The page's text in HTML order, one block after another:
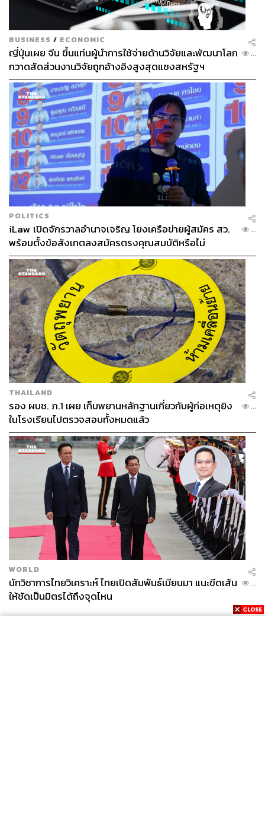
BUSINESS / ECONOMIC
ญี่ปุ่นเผย จีน ขึ้นแท่นผู้นำการใช้จ่ายด้านวิจัยและพัฒนาโลก
กวาดสัดส่วนงานวิจัยถูกอ้างอิงสูงสุดแซงสหรัฐฯ
...
POLITICS
iLaw เปิดจักรวาลอำนาจเจริญ โยงเครือข่ายผู้สมัคร สว.
พร้อมตั้งข้อสังเกตลงสมัครตรงคุณสมบัติหรือไม่
...
THAILAND
รอง ผบช. ภ.1 เผย เก็บพยานหลักฐานเกี่ยวกับผู้ก่อเหตุยิง
ในโรงเรียนไปตรวจสอบทั้งหมดแล้ว
...
WORLD
นักวิชาการไทยวิเคราะห์ ไทยเปิดสัมพันธ์เมียนมา แนะขีดเส้น
ให้ชัดเป็นมิตรได้ถึงจุดไหน
...